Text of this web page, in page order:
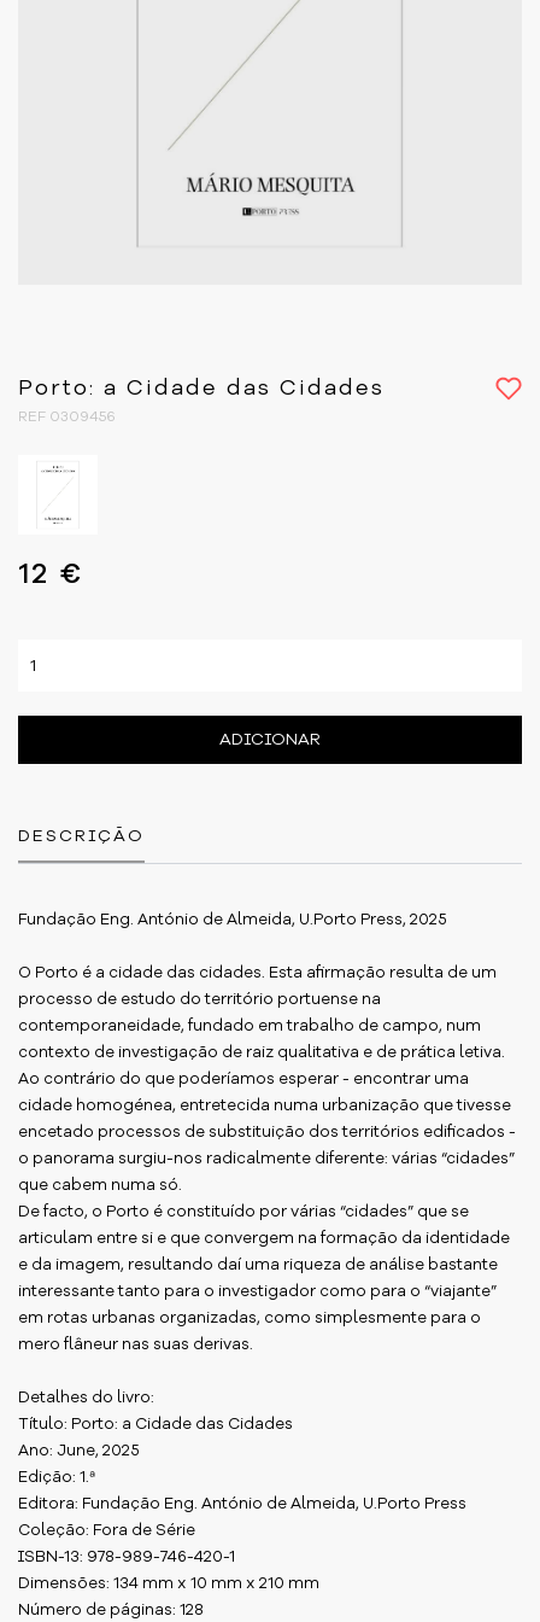
Porto: a Cidade das Cidades
REF 0309456
12 €
ADICIONAR
DESCRIÇÃO
Fundação Eng. António de Almeida, U.Porto Press, 2025
O Porto é a cidade das cidades. Esta afirmação resulta de um
processo de estudo do território portuense na
contemporaneidade, fundado em trabalho de campo, num
contexto de investigação de raiz qualitativa e de prática letiva.
Ao contrário do que poderíamos esperar - encontrar uma
cidade homogénea, entretecida numa urbanização que tivesse
encetado processos de substituição dos territórios edificados -
o panorama surgiu-nos radicalmente diferente: várias “cidades”
que cabem numa só.
De facto, o Porto é constituído por várias “cidades” que se
articulam entre si e que convergem na formação da identidade
e da imagem, resultando daí uma riqueza de análise bastante
interessante tanto para o investigador como para o “viajante”
em rotas urbanas organizadas, como simplesmente para o
mero flâneur nas suas derivas.
Detalhes do livro:
Título: Porto: a Cidade das Cidades
Ano: June, 2025
Edição: 1.ª
Editora: Fundação Eng. António de Almeida, U.Porto Press
Coleção: Fora de Série
ISBN-13: 978-989-746-420-1
Dimensões: 134 mm x 10 mm x 210 mm
Número de páginas: 128